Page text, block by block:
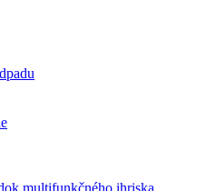
multifunkčného ihriska